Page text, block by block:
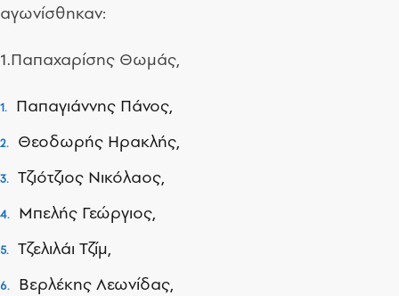
αγωνίσθηκαν:
1.Παπαχαρίσης Θωμάς,
Παπαγιάννης Πάνος,
Θεοδωρής Ηρακλής,
Τζιότζιος Νικόλαος,
Μπελής Γεώργιος,
Τζελιλάι Τζίμ,
Βερλέκης Λεωνίδας,